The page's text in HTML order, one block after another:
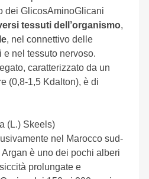
dei GlicosAminoGlicani
tessuti dell’organismo,
, nel connettivo delle
nel tessuto nervoso.
caratterizzato da un
(0,8-1,5 Kdalton), è di
(L.) Skeels)
nel Marocco sud-
è uno dei pochi alberi
prolungate e